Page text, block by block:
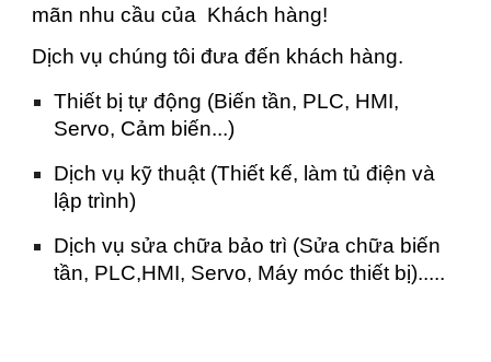
mãn nhu cầu của Khách hàng!
Dịch vụ chúng tôi đưa đến khách hàng.
Thiết bị tự động (Biến tần, PLC, HMI,
Servo, Cảm biến...)
Dịch vụ kỹ thuật (Thiết kế, làm tủ điện và
lập trình)
Dịch vụ sửa chữa bảo trì (Sửa chữa biến
tần, PLC,HMI, Servo, Máy móc thiết bị).....